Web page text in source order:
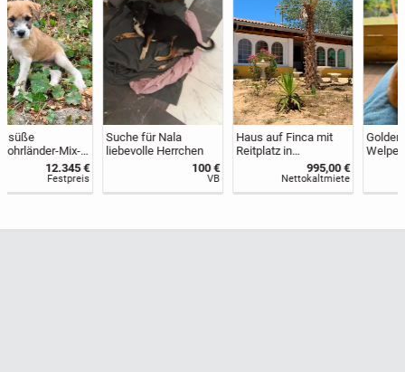
Suche für Nala
liebevolle Herrchen
Haus auf Finca mit
Reitplatz in
Andalusien zu995,00 €
Nettokaltmiete
Goldendoodle F1
Welpen
Festpreis